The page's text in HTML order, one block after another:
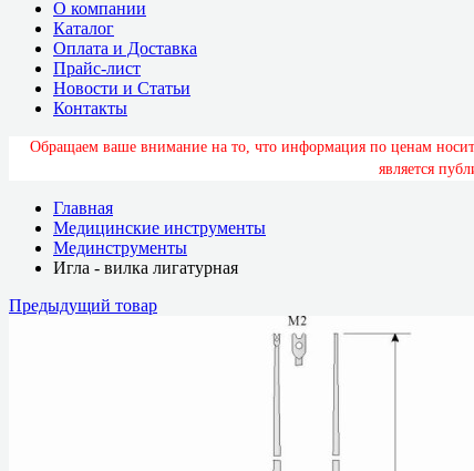
О компании
Каталог
Оплата и Доставка
Прайс-лист
Новости и Статьи
Контакты
Обращаем ваше внимание на то, что информация по ценам носит
является публ
Главная
Медицинские инструменты
Мединструменты
Игла - вилка лигатурная
Предыдущий товар